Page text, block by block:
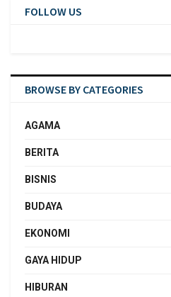
FOLLOW US
BROWSE BY CATEGORIES
AGAMA
BERITA
BISNIS
BUDAYA
EKONOMI
GAYA HIDUP
HIBURAN